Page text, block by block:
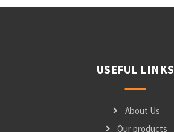
USEFUL LINKS
About Us
Our products